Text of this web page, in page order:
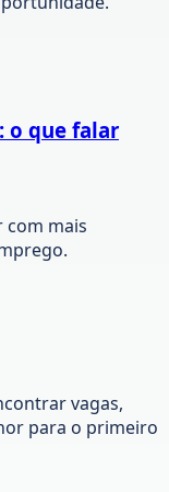
o que falar
com mais
vagas,
para o primeiro